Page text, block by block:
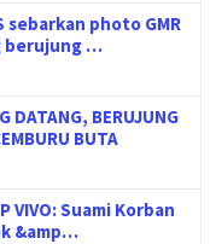
sebarkan photo GMR
berujung …
DATANG, BERUJUNG
BUTA
VIVO: Suami Korban
&amp…